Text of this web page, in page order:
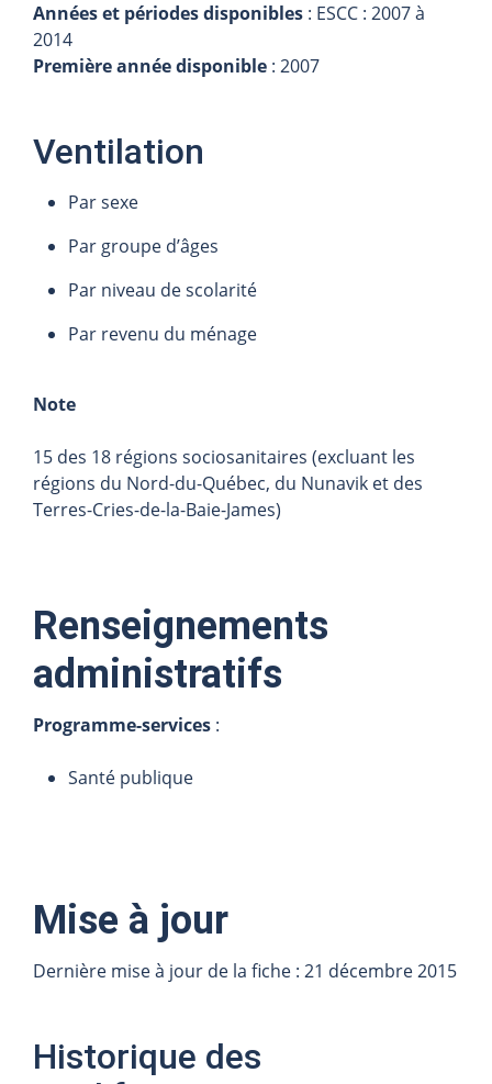
Années et périodes disponibles : ESCC : 2007 à
2014
Première année disponible : 2007
Ventilation
Par sexe
Par groupe d’âges
Par niveau de scolarité
Par revenu du ménage
Note
15 des 18 régions sociosanitaires (excluant les
régions du Nord-du-Québec, du Nunavik et des
Terres-Cries-de-la-Baie-James)
Renseignements
administratifs
Programme-services :
Santé publique
Mise à jour
Dernière mise à jour de la fiche : 21 décembre 2015
Historique des